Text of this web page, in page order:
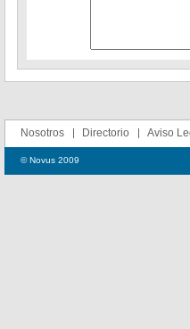
Nosotros Directorio Aviso
© Novus 2009